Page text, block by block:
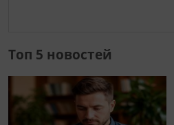
Топ 5 новостей